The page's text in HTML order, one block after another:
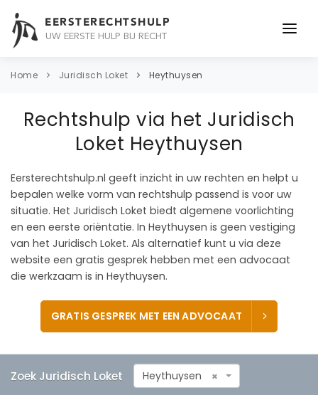
EERSTERECHTSHULP
UW EERSTE HULP BIJ RECHT
ONDERWERPEN
ADVOCAAT
CONTACT
Home Juridisch Loket Heythuysen
Rechtshulp via het Juridisch
Loket Heythuysen
Eersterechtshulp.nl geeft inzicht in uw rechten en helpt u
bepalen welke vorm van rechtshulp passend is voor uw
situatie. Het Juridisch Loket biedt algemene voorlichting
en een eerste oriëntatie. In Heythuysen is geen vestiging
van het Juridisch Loket. Als alternatief kunt u via deze
website een gratis gesprek hebben met een advocaat
die werkzaam is in Heythuysen.
GRATIS GESPREK MET EEN ADVOCAAT
Zoek Juridisch Loket ×
Heythuysen